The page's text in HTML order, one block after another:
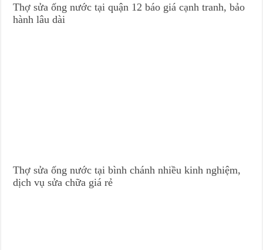
Thợ sửa ống nước tại quận 12 báo giá cạnh tranh, bảo
hành lâu dài
Thợ sửa ống nước tại bình chánh nhiều kinh nghiệm,
dịch vụ sửa chữa giá rẻ